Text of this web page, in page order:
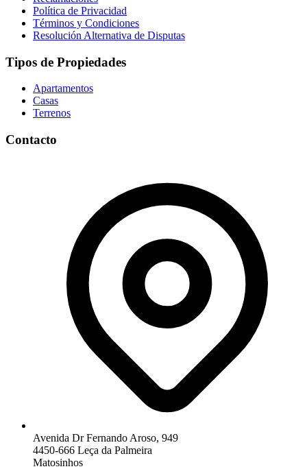
Política de Privacidad
Términos y Condiciones
Resolución Alternativa de Disputas
Tipos de Propiedades
Apartamentos
Casas
Terrenos
Contacto
Avenida Dr Fernando Aroso, 949
4450-666 Leça da Palmeira
Matosinhos